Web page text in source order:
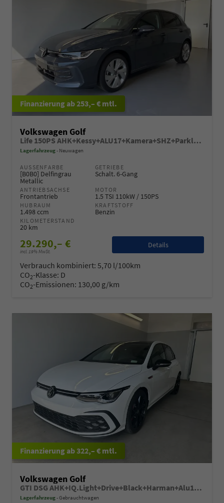
ab 253,– € mtl.
Volkswagen Golf
Life 150PS AHK+Kessy+ALU17+Kamera+SHZ+Parklenk+Alarm
Lagerfahrzeug Neuwagen
AUSSENFARBE
[B0B0] Delfingrau
Metallic
GETRIEBE
Schalt. 6-Gang
ANTRIEBSACHSE
Frontantrieb
MOTOR
1.5 TSI 110kW / 150PS
HUBRAUM
1.498 ccm
KRAFTSTOFF
Benzin
KILOMETERSTAND
20 km
29.290,– €
incl. 19% MwSt.
Details
Verbrauch kombiniert: 5,70 l/100km
CO2-Klasse: D
CO2-Emissionen: 130,00 g/km
ab 322,– € mtl.
Volkswagen Golf
GTI DSG AHK+IQ.Light+Drive+Black+Harman+Alu19+HUD+Navi+Pano+Keyless
Lagerfahrzeug Gebrauchtwagen